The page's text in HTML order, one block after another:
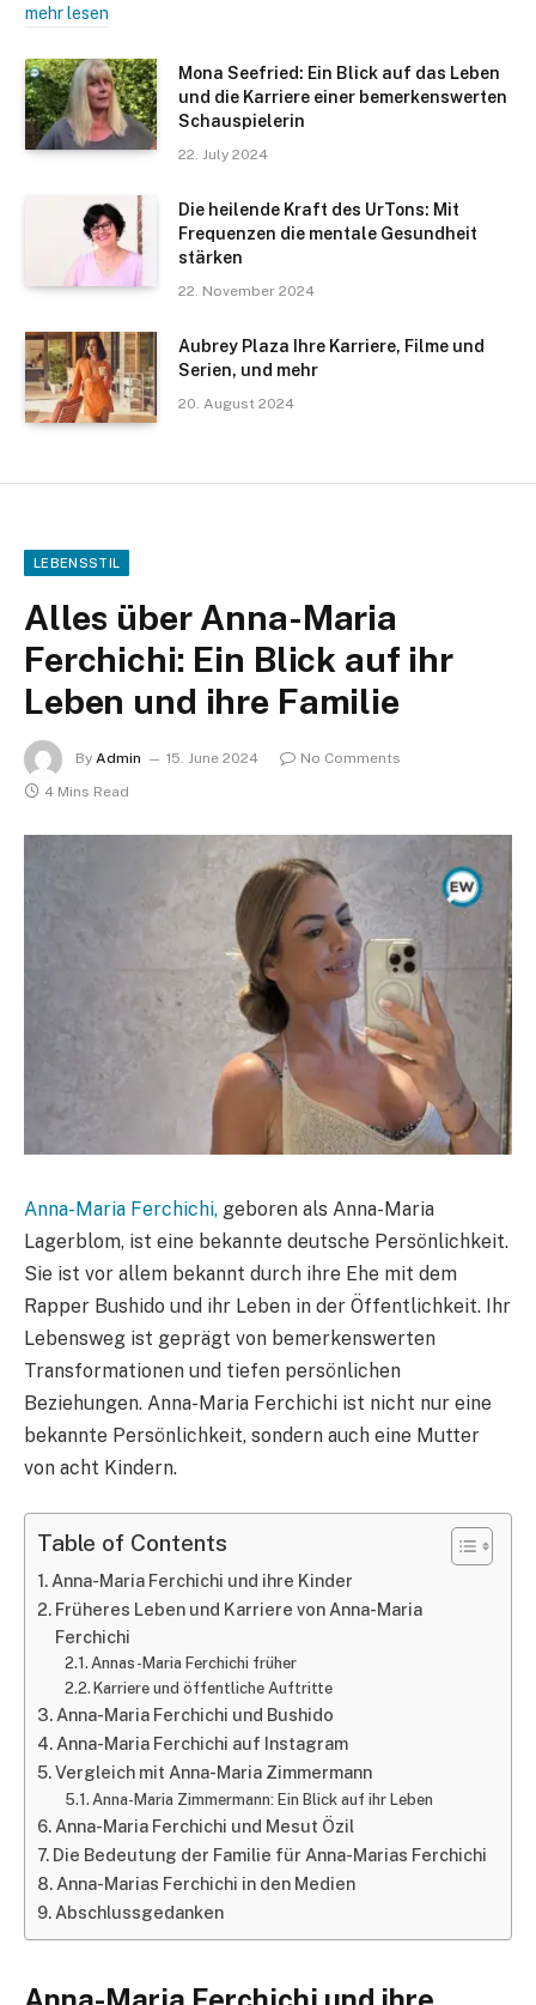
mehr lesen
Mona Seefried: Ein Blick auf das Leben
und die Karriere einer bemerkenswerten
Schauspielerin
22. July 2024
Die heilende Kraft des UrTons: Mit
Frequenzen die mentale Gesundheit
stärken
22. November 2024
Aubrey Plaza Ihre Karriere, Filme und
Serien, und mehr
20. August 2024
LEBENSSTIL
Alles über Anna-Maria
Ferchichi: Ein Blick auf ihr
Leben und ihre Familie
By Admin 15. June 2024
No Comments
4 Mins Read
Anna-Maria Ferchichi, geboren als Anna-Maria
Lagerblom, ist eine bekannte deutsche Persönlichkeit.
Sie ist vor allem bekannt durch ihre Ehe mit dem
Rapper Bushido und ihr Leben in der Öffentlichkeit. Ihr
Lebensweg ist geprägt von bemerkenswerten
Transformationen und tiefen persönlichen
Beziehungen. Anna-Maria Ferchichi ist nicht nur eine
bekannte Persönlichkeit, sondern auch eine Mutter
von acht Kindern.
Table of Contents
Anna-Maria Ferchichi und ihre Kinder
Früheres Leben und Karriere von Anna-Maria
Ferchichi
Annas-Maria Ferchichi früher
Karriere und öffentliche Auftritte
Anna-Maria Ferchichi und Bushido
Anna-Maria Ferchichi auf Instagram
Vergleich mit Anna-Maria Zimmermann
Anna-Maria Zimmermann: Ein Blick auf ihr Leben
Anna-Maria Ferchichi und Mesut Özil
Die Bedeutung der Familie für Anna-Marias Ferchichi
Anna-Marias Ferchichi in den Medien
Abschlussgedanken